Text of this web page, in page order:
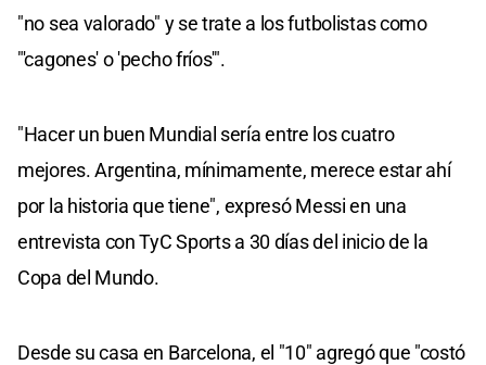
"no sea valorado" y se trate a los futbolistas como
"'cagones' o 'pecho fríos'".
"Hacer un buen Mundial sería entre los cuatro
mejores. Argentina, mínimamente, merece estar ahí
por la historia que tiene", expresó Messi en una
entrevista con TyC Sports a 30 días del inicio de la
Copa del Mundo.
Desde su casa en Barcelona, el "10" agregó que "costó